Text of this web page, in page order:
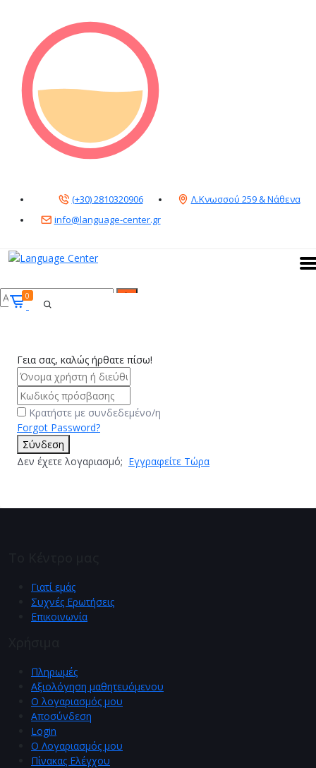
(+30) 2810320906
Λ.Κνωσσού 259 & Νάθενα
info@language-center.gr
0
Γεια σας, καλώς ήρθατε πίσω!
Κρατήστε με συνδεδεμένο/η
Forgot Password?
Σύνδεση
Δεν έχετε λογαριασμό; Εγγραφείτε Τώρα
Γιατί εμάς
Συχνές Ερωτήσεις
Επικοινωνία
Πληρωμές
Αξιολόγηση μαθητευόμενου
Ο λογαριασμός μου
Αποσύνδεση
Login
Ο Λογαριασμός μου
Πίνακας Ελέγχου